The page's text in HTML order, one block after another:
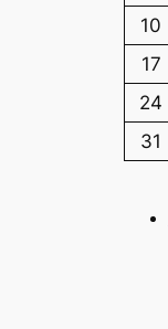
10
17
24
31